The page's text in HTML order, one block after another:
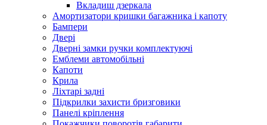
Вкладиш дзеркала
Амортизатори кришки багажника і капоту
Бампери
Двері
Дверні замки ручки комплектуючі
Емблеми автомобільні
Капоти
Крила
Ліхтарі задні
Підкрилки захисти бризговики
Панелі кріплення